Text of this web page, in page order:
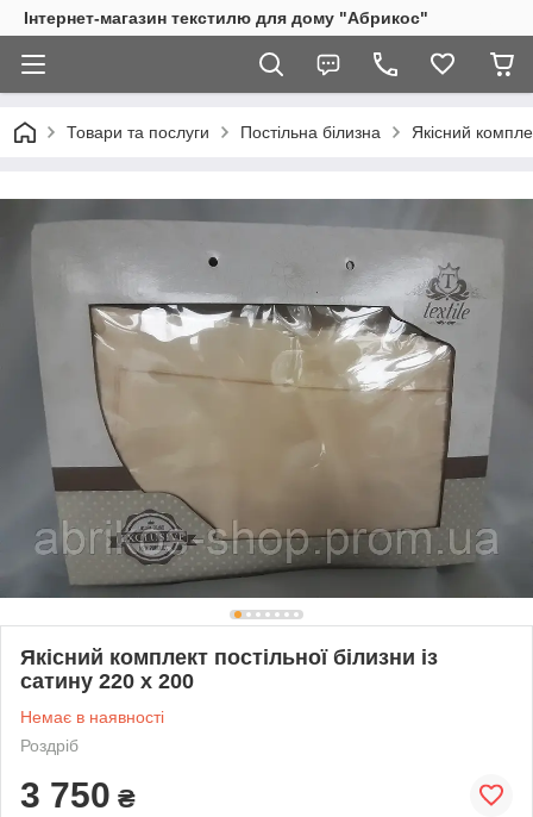
Інтернет-магазин текстилю для дому "Абрикос"
Товари та послуги Постільна білизна Якісний
Якісний комплект постільної білизни із
сатину 220 х 200
Немає в наявності
Роздріб
3 750 ₴